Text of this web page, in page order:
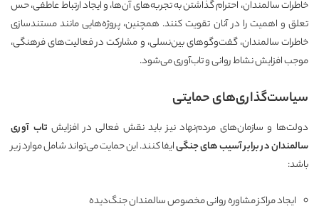
خاطرات سالمندان، احترام گذاشتن به تجربه‌های آن‌ها، و ایجاد ارتباط عاطفی، حس
تعلق و اهمیت را در آنان تقویت کنند. همچنین، پروژه‌هایی مانند مستندسازی
خاطرات سالمندان، گفت‌وگوهای بین‌نسلی، و مشارکت در فعالیت‌های فرهنگی،
موجب افزایش نشاط روانی و تاب‌آوری می‌شود.
سیاست‌گذاری‌های حمایتی
دولت‌ها و سازمان‌های مردم‌نهاد نیز باید نقش فعالی در افزایش تاب آوری
سالمندان در برابر آسیب های جنگیایفا کنند. این حمایت می‌تواند شامل موارد زیر
باشد:
ایجاد مراکز مشاوره روانی مخصوص سالمندان جنگ‌دیده